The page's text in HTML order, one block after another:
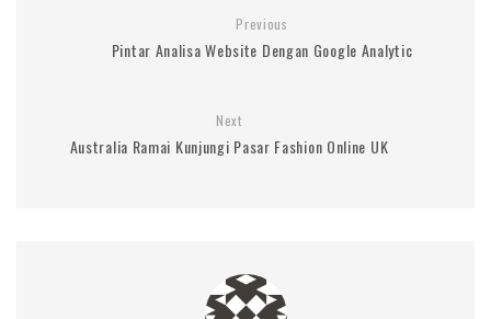
Previous
Pintar Analisa Website Dengan Google Analytic
Next
Australia Ramai Kunjungi Pasar Fashion Online UK